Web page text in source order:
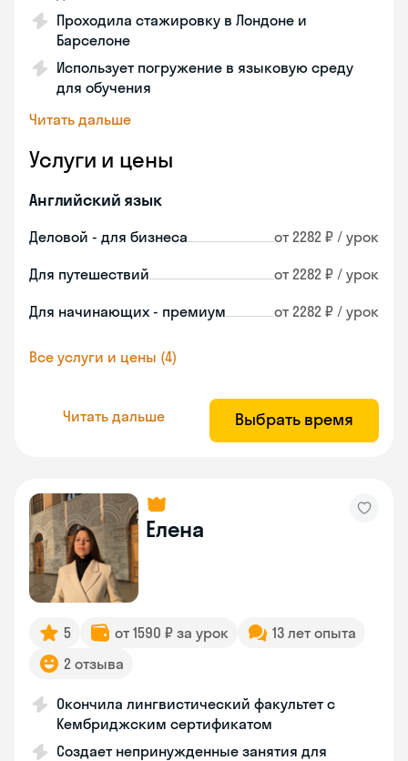
Проходила стажировку в Лондоне и
Барселоне
Использует погружение в языковую среду
для обучения
Читать дальше
Услуги и цены
Английский язык
Деловой - для бизнеса от 2282 ₽ / урок
Для путешествий от 2282 ₽ / урок
Для начинающих - премиум от 2282 ₽ / урок
Все услуги и цены (4)
Читать дальше Выбрать время
Елена
5 от 1590 ₽ за урок
13 лет опыта
2 отзыва
Окончила лингвистический факультет с
Кембриджским сертификатом
Создает непринужденные занятия для